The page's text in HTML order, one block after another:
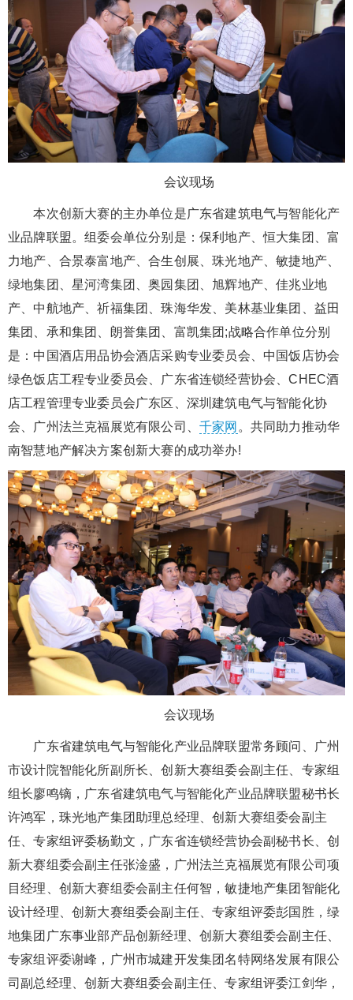
会议现场
本次创新大赛的主办单位是广东省建筑电气与智能化产
业品牌联盟。组委会单位分别是：保利地产、恒大集团、富
力地产、合景泰富地产、合生创展、珠光地产、敏捷地产、
绿地集团、星河湾集团、奥园集团、旭辉地产、佳兆业地
产、中航地产、祈福集团、珠海华发、美林基业集团、益田
集团、承和集团、朗誉集团、富凯集团;战略合作单位分别
是：中国酒店用品协会酒店采购专业委员会、中国饭店协会
绿色饭店工程专业委员会、广东省连锁经营协会、CHEC酒
店工程管理专业委员会广东区、深圳建筑电气与智能化协
会、广州法兰克福展览有限公司、 千家网 。共同助力推动华
南智慧地产解决方案创新大赛的成功举办!
会议现场
广东省建筑电气与智能化产业品牌联盟常务顾问、广州
市设计院智能化所副所长、创新大赛组委会副主任、专家组
组长廖鸣镝，广东省建筑电气与智能化产业品牌联盟秘书长
许鸿军，珠光地产集团助理总经理、创新大赛组委会副主
任、专家组评委杨勤文，广东省连锁经营协会副秘书长、创
新大赛组委会副主任张淦盛，广州法兰克福展览有限公司项
目经理、创新大赛组委会副主任何智，敏捷地产集团智能化
设计经理、创新大赛组委会副主任、专家组评委彭国胜，绿
地集团广东事业部产品创新经理、创新大赛组委会副主任、
专家组评委谢峰，广州市城建开发集团名特网络发展有限公
司副总经理、创新大赛组委会副主任、专家组评委江剑华，